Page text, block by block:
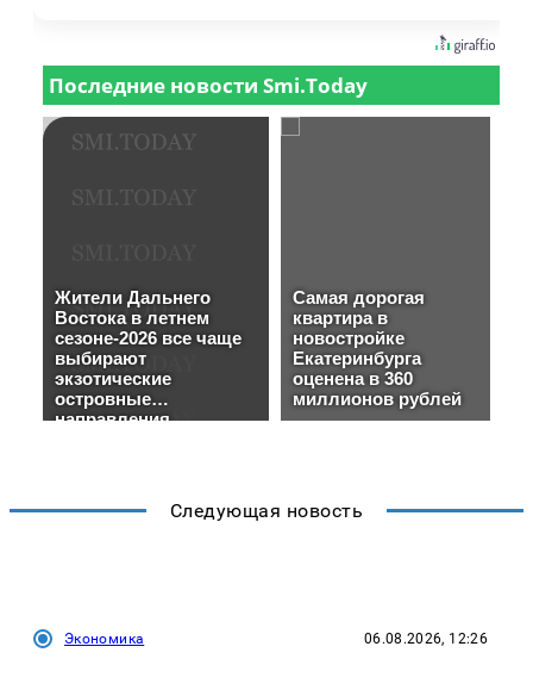
Следующая новость
Экономика 06.08.2026, 12:26